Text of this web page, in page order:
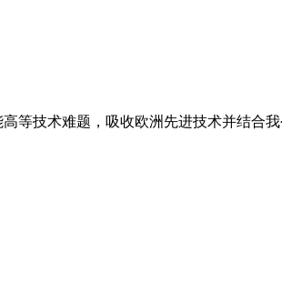
等技术难题，吸收欧洲先进技术并结合